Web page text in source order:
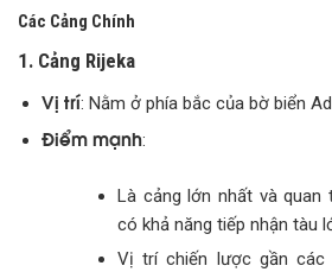
Các Cảng Chính
1. Cảng Rijeka
Vị trí: Nằm ở phía bắc của bờ biển
Điểm mạnh:
Là cảng lớn nhất và quan
có khả năng tiếp nhận tàu
Vị trí chiến lược gần các